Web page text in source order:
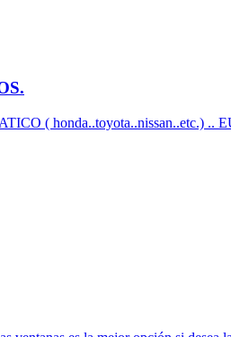
( honda..toyota..nissan..etc.) ..